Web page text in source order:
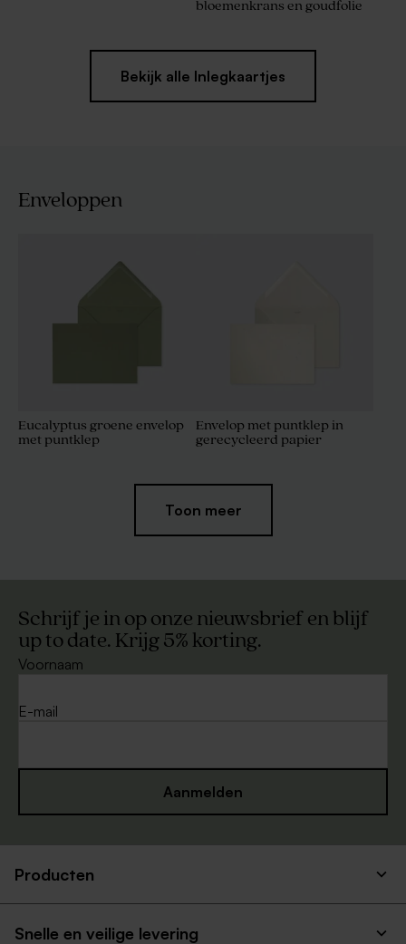
bloemenkrans en goudfolie
Bekijk alle Inlegkaartjes
Enveloppen
Eucalyptus groene envelop
met puntklep
Envelop met puntklep in
gerecycleerd papier
Kraft envelop
puntklep
puntklep
Toon meer
Schrijf je in op onze nieuwsbrief en blijf
up to date. Krijg 5% korting.
Voornaam
E-mail
Aanmelden
Producten
Snelle en veilige levering